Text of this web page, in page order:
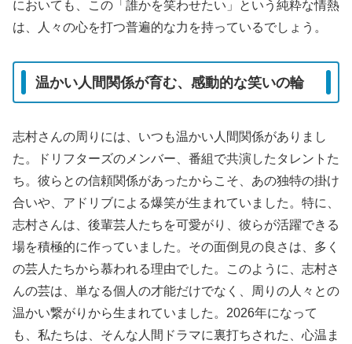
においても、この「誰かを笑わせたい」という純粋な情熱
は、人々の心を打つ普遍的な力を持っているでしょう。
温かい人間関係が育む、感動的な笑いの輪
志村さんの周りには、いつも温かい人間関係がありまし
た。ドリフターズのメンバー、番組で共演したタレントた
ち。彼らとの信頼関係があったからこそ、あの独特の掛け
合いや、アドリブによる爆笑が生まれていました。特に、
志村さんは、後輩芸人たちを可愛がり、彼らが活躍できる
場を積極的に作っていました。その面倒見の良さは、多く
の芸人たちから慕われる理由でした。このように、志村さ
んの芸は、単なる個人の才能だけでなく、周りの人々との
温かい繋がりから生まれていました。2026年になって
も、私たちは、そんな人間ドラマに裏打ちされた、心温ま